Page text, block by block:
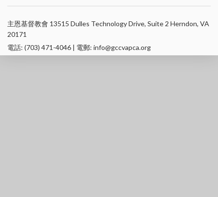
主恩基督教會 13515 Dulles Technology Drive, Suite 2 Herndon, VA
20171
電話: (703) 471-4046 | 電郵: info@gccvapca.org